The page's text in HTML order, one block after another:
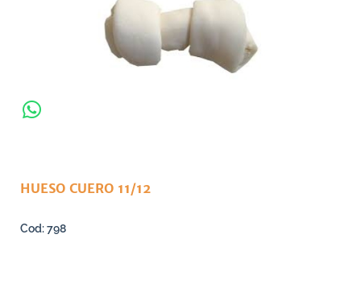
HUESO CUERO 11/12
798